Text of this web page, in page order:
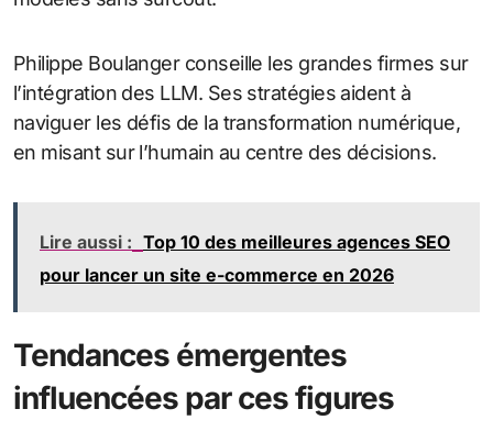
Philippe Boulanger conseille les grandes firmes sur
l’intégration des LLM. Ses stratégies aident à
naviguer les défis de la transformation numérique,
en misant sur l’humain au centre des décisions.
Lire aussi : Top 10 des meilleures agences SEO
pour lancer un site e-commerce en 2026
Tendances émergentes
influencées par ces figures